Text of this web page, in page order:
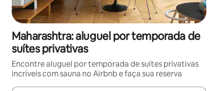
Maharashtra: aluguel por temporada de
suítes privativas
Encontre aluguel por temporada de suítes privativas
incríveis com sauna no Airbnb e faça sua reserva